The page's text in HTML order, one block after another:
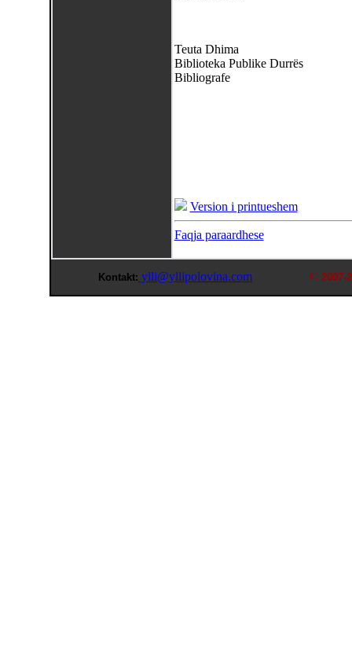
Teuta Dhima
Biblioteka Publike Durrës
Bibliografe
Version i printueshem
Faqja paraardhese
Kontakt: ylli@yllipolovina.com © 2007-